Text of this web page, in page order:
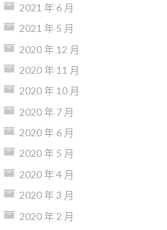
2021 年 6 月
2021 年 5 月
2020 年 12 月
2020 年 11 月
2020 年 10 月
2020 年 7 月
2020 年 6 月
2020 年 5 月
2020 年 4 月
2020 年 3 月
2020 年 2 月